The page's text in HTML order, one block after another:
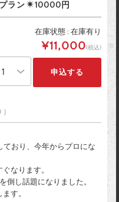
ラン 10000円
在庫状態 : 在庫有り
¥11,000(税込)
）
ており、今年からプロにな
なります。
倒し話題になりました。
す。